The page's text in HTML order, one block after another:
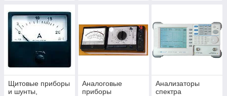
Щитовые приборы
и шунты,
Аналоговые
приборы
Анализаторы
спектра